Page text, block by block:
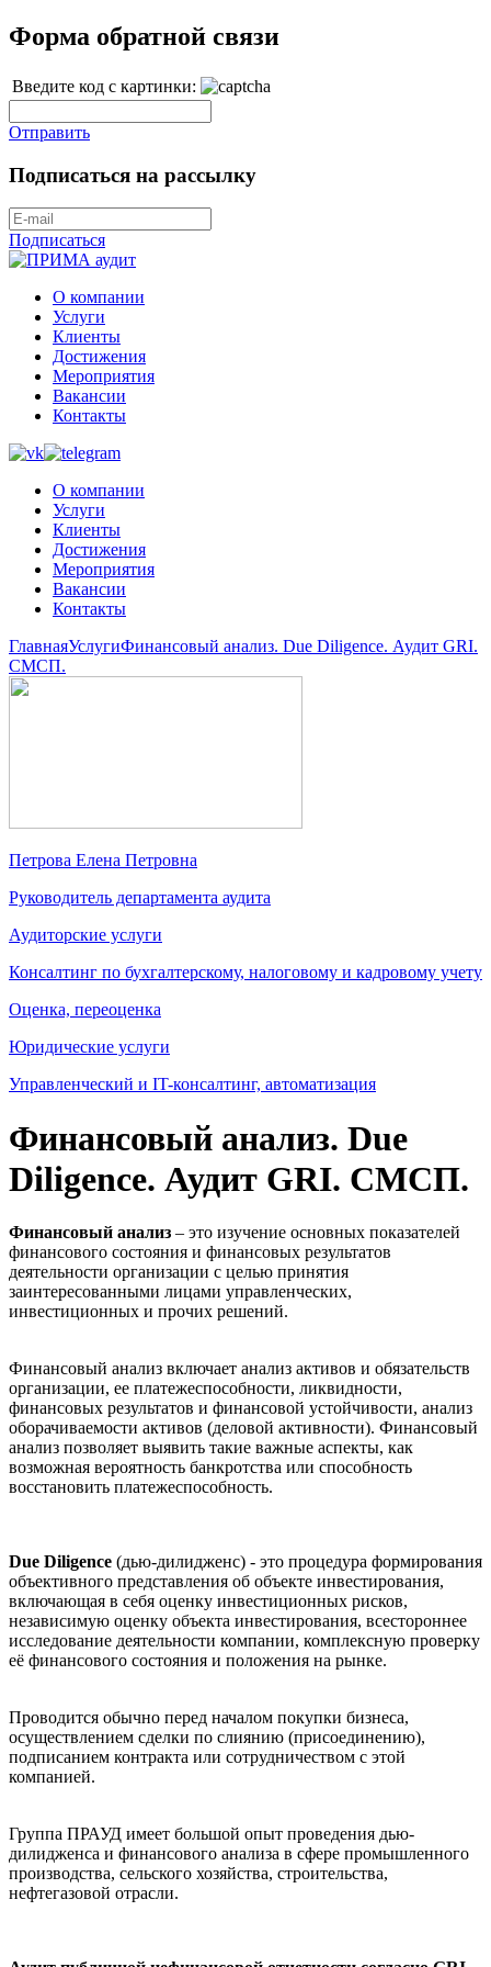
Форма обратной связи
Введите код с картинки:
Отправить
Подписаться на рассылку
Подписаться
О компании
Услуги
Клиенты
Достижения
Мероприятия
Вакансии
Контакты
О компании
Услуги
Клиенты
Достижения
Мероприятия
Вакансии
Контакты
ГлавнаяУслугиФинансовый анализ. Due Diligence. Аудит GRI.
СМСП.
Петрова Елена Петровна
Руководитель департамента аудита
Аудиторские услуги
Консалтинг по бухгалтерскому, налоговому и кадровому учету
Оценка, переоценка
Юридические услуги
Управленческий и IT-консалтинг, автоматизация
Финансовый анализ. Due
Diligence. Аудит GRI. СМСП.
Финансовый анализ – это изучение основных показателей
финансового состояния и финансовых результатов
деятельности организации с целью принятия
заинтересованными лицами управленческих,
инвестиционных и прочих решений.
Финансовый анализ включает анализ активов и обязательств
организации, ее платежеспособности, ликвидности,
финансовых результатов и финансовой устойчивости, анализ
оборачиваемости активов (деловой активности). Финансовый
анализ позволяет выявить такие важные аспекты, как
возможная вероятность банкротства или способность
восстановить платежеспособность.
Due Diligence (дью-дилидженс) - это процедура формирования
объективного представления об объекте инвестирования,
включающая в себя оценку инвестиционных рисков,
независимую оценку объекта инвестирования, всестороннее
исследование деятельности компании, комплексную проверку
её финансового состояния и положения на рынке.
Проводится обычно перед началом покупки бизнеса,
осуществлением сделки по слиянию (присоединению),
подписанием контракта или сотрудничеством с этой
компанией.
Группа ПРАУД имеет большой опыт проведения дью-
дилидженса и финансового анализа в сфере промышленного
производства, сельского хозяйства, строительства,
нефтегазовой отрасли.